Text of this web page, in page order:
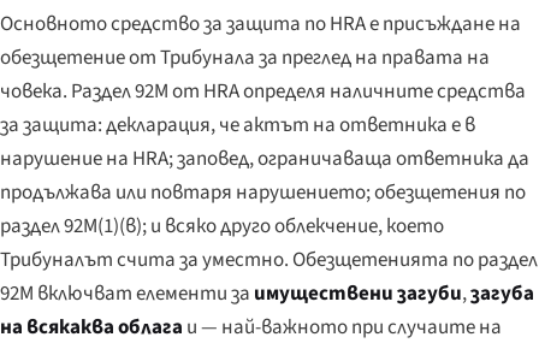
Основното средство за защита по HRA е присъждане на
обезщетение от Трибунала за преглед на правата на
човека. Раздел 92М от HRA определя наличните средства
за защита: декларация, че актът на ответника е в
нарушение на HRA; заповед, ограничаваща ответника да
продължава или повтаря нарушението; обезщетения по
раздел 92М(1)(в); и всяко друго облекчение, което
Трибуналът счита за уместно. Обезщетенията по раздел
92М включват елементи за имуществени загуби,загуба
на всякаква облага и — най-важното при случаите на